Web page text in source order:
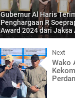
Gubernur Al Haris
Penghargaan R
Award 2024 dari Jaksa
Next
Wako